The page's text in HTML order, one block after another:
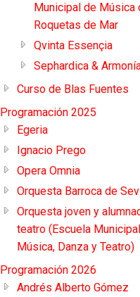
Municipal de Música
Roquetas de Mar
Qvinta Essençia
Sephardica &
Curso de Blas Fuentes
Programación 2025
Egeria
Ignacio Prego
Opera Omnia
Orquesta Barroca de
Orquesta joven y
teatro (Escuela
Música, Danza y Teatro)
Programación 2026
Andrés Alberto Gómez